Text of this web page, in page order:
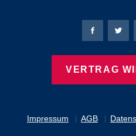
Impressum AGB
VERTRAG